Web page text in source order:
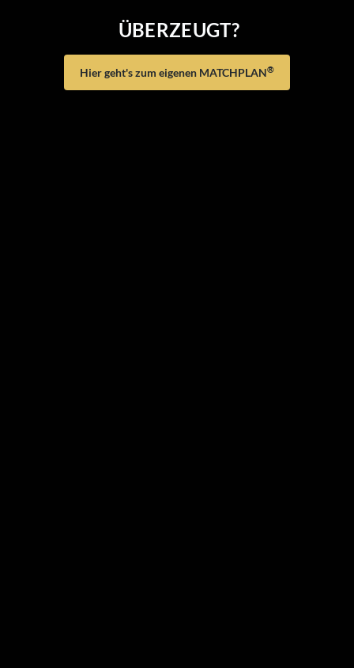
ÜBERZEUGT?
Hier geht's zum eigenen MATCHPLAN®